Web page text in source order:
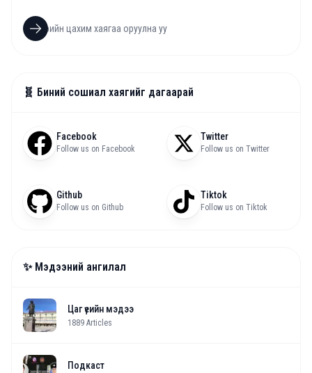
🧬 Биний сошиал хаягийг дагаарай
Facebook
Follow us on Facebook
Twitter
Follow us on Twitter
Github
Follow us on Github
Tiktok
Follow us on Tiktok
✨ Мэдээний ангилал
Цаг үеийн мэдээ
1889 Articles
Подкаст